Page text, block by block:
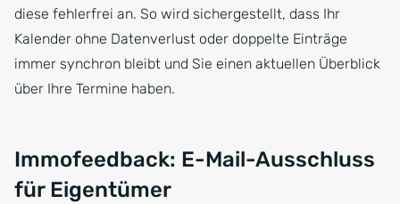
diese fehlerfrei an. So wird sichergestellt, dass Ihr
Kalender ohne Datenverlust oder doppelte Einträge
immer synchron bleibt und Sie einen aktuellen Überblick
über Ihre Termine haben.
Immofeedback: E-Mail-Ausschluss
für Eigentümer